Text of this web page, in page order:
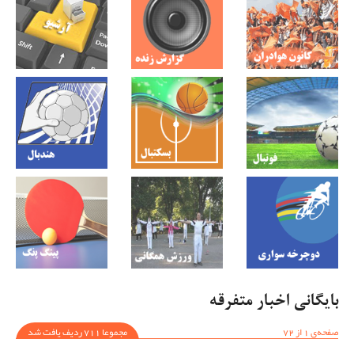
بایگانی اخبار متفرقه
صفحه‌ی 1 از 72
مجموعا 711 ردیف یافت شد